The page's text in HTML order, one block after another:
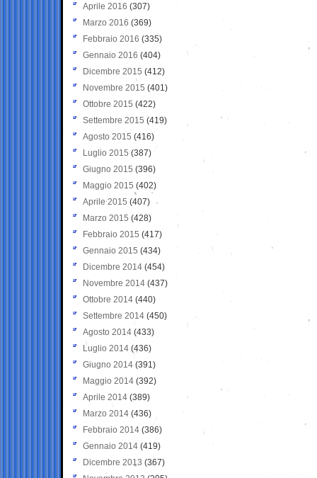
Aprile 2016 (307)
Marzo 2016 (369)
Febbraio 2016 (335)
Gennaio 2016 (404)
Dicembre 2015 (412)
Novembre 2015 (401)
Ottobre 2015 (422)
Settembre 2015 (419)
Agosto 2015 (416)
Luglio 2015 (387)
Giugno 2015 (396)
Maggio 2015 (402)
Aprile 2015 (407)
Marzo 2015 (428)
Febbraio 2015 (417)
Gennaio 2015 (434)
Dicembre 2014 (454)
Novembre 2014 (437)
Ottobre 2014 (440)
Settembre 2014 (450)
Agosto 2014 (433)
Luglio 2014 (436)
Giugno 2014 (391)
Maggio 2014 (392)
Aprile 2014 (389)
Marzo 2014 (436)
Febbraio 2014 (386)
Gennaio 2014 (419)
Dicembre 2013 (367)